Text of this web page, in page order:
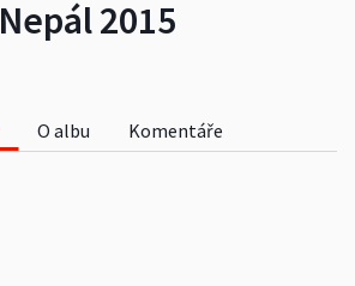
Nepál 2015
O albu Komentáře